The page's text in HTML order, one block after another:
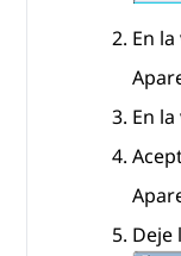
En
En la
Deje